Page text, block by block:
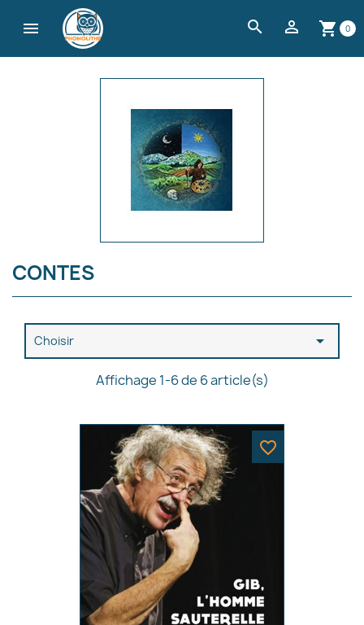
 search  shopping_cart 0
CONTES
Choisir 
Affichage 1-6 de 6 article(s)
favorite_border